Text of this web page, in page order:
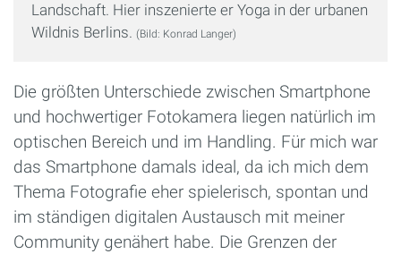
Landschaft. Hier inszenierte er Yoga in der urbanen
Wildnis Berlins. (Bild: Konrad Langer)
Die größten Unterschiede zwischen Smartphone
und hochwertiger Fotokamera liegen natürlich im
optischen Bereich und im Handling. Für mich war
das Smartphone damals ideal, da ich mich dem
Thema Fotografie eher spielerisch, spontan und
im ständigen digitalen Austausch mit meiner
Community genähert habe. Die Grenzen der